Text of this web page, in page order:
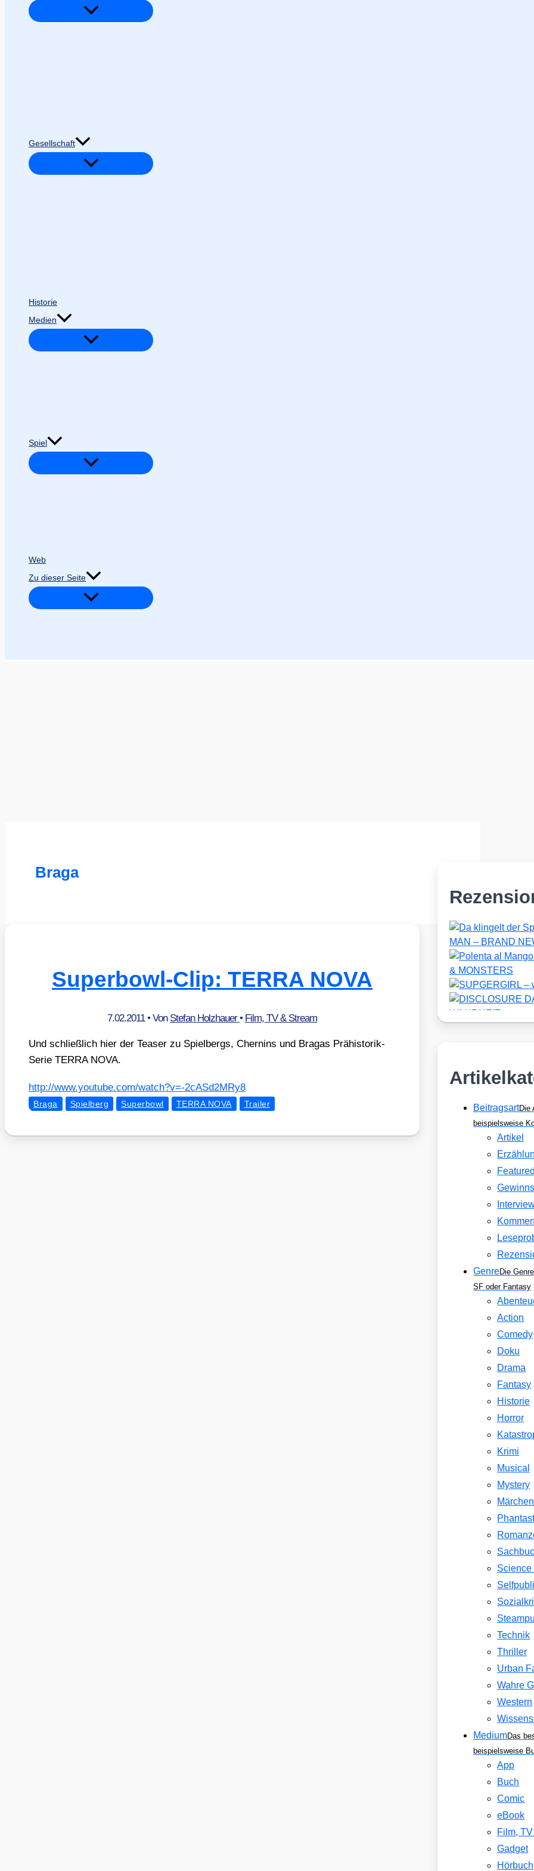
Gesellschaft
Historie
Medien
Spiel
Web
Zu dieser Seite
Braga
Superbowl-Clip: TERRA NOVA
7.02.2011• Von Stefan Holzhauer• Film, TV & Stream
Und schließ­lich hier der Teaser zu Spiel­bergs, Chernins und Bra­gas Prä­his­to­rik-
Serie TERRA NOVA.
http://​www​.you​tube​.com/​w​a​t​c​h​?​v​=​-​2​c​A​S​d​2​M​Ry8
Braga Spielberg Superbowl TERRA NOVA Trailer BeitragsartDie
beispielsweise
Artikel
GenreDie
SF oder Fantasy
Action
Comedy
Doku
Drama
Fantasy
Historie
Horror
Krimi
Musical
Mystery
Märchen
Science
Technik
Thriller
Urban
Wahre
Western
MediumDas
beispielsweise
App
Buch
Comic
eBook
Film,
Gadget
Hörbuch